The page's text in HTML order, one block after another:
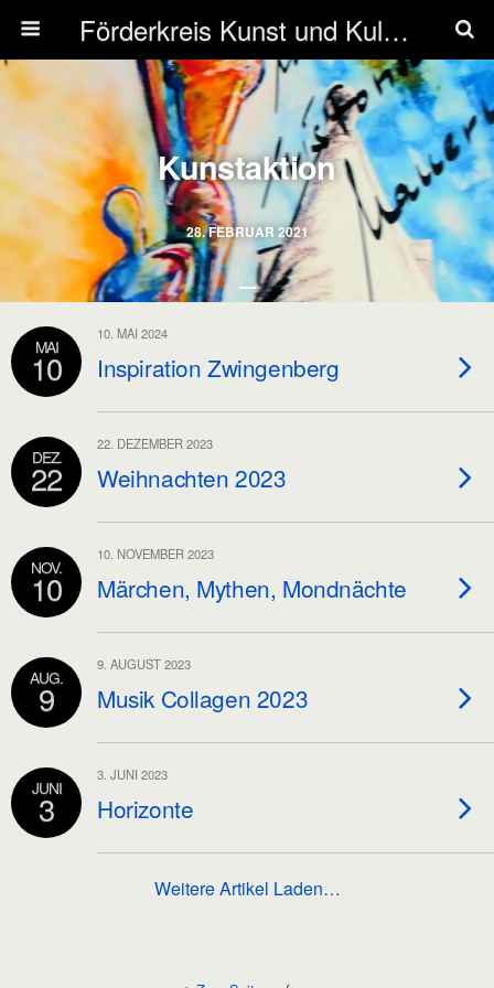
Förderkreis Kunst und Kultur Zwingenberg e.V.
28. FEBRUAR 2021
Kunstaktion
MAI
10
10. MAI 2024
Inspiration Zwingenberg
DEZ.
22
22. DEZEMBER 2023
Weihnachten 2023
NOV.
10
10. NOVEMBER 2023
Märchen, Mythen, Mondnächte
AUG.
9
9. AUGUST 2023
Musik Collagen 2023
JUNI
3
3. JUNI 2023
Horizonte
Weitere Artikel Laden…